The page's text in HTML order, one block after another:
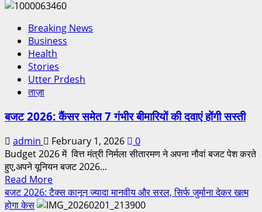
Breaking News
Business
Health
Stories
Utter Prdesh
ताज़ा
बजट 2026: कैंसर समेत 7 गंभीर बीमारियों की दवाएं होंगी सस्ती
admin February 1, 2026
0
Budget 2026 में वित्त मंत्री निर्मला सीतारमण ने अपना नौवां बजट पेश करते
हुए,अपने यूनियन बजट 2026...
Read More
बजट 2026: टैक्स कानून ज्यादा मानवीय और सरल, सिर्फ जुर्माना देकर खत्म
होगा केस